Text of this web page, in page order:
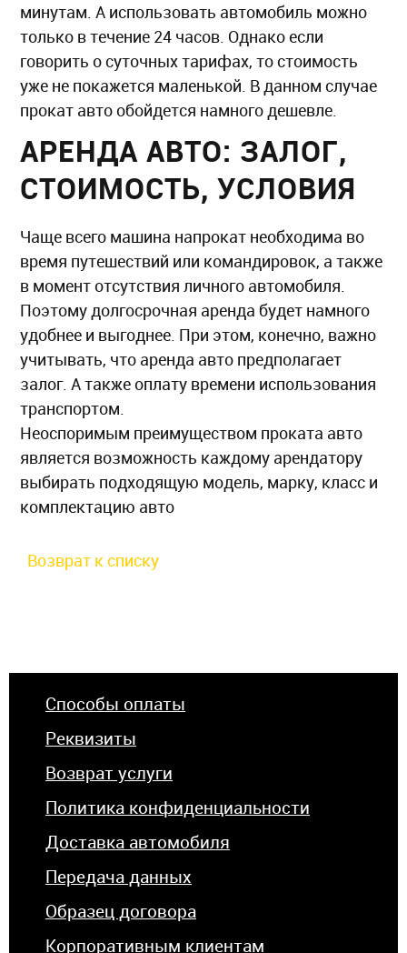
минутам. А использовать автомобиль можно
только в течение 24 часов. Однако если
говорить о суточных тарифах, то стоимость
уже не покажется маленькой. В данном случае
прокат авто обойдется намного дешевле.
АРЕНДА АВТО: ЗАЛОГ,
СТОИМОСТЬ, УСЛОВИЯ
Чаще всего машина напрокат необходима во
время путешествий или командировок, а также
в момент отсутствия личного автомобиля.
Поэтому долгосрочная аренда будет намного
удобнее и выгоднее. При этом, конечно, важно
учитывать, что аренда авто предполагает
залог. А также оплату времени использования
транспортом.
Неоспоримым преимуществом проката авто
является возможность каждому арендатору
выбирать подходящую модель, марку, класс и
комплектацию авто
Возврат к списку
Способы оплаты
Реквизиты
Возврат услуги
Политика конфиденциальности
Доставка автомобиля
Передача данных
Образец договора
Корпоративным клиентам